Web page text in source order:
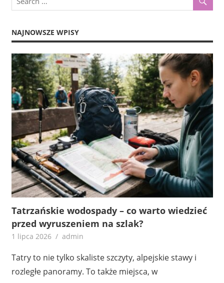
NAJNOWSZE WPISY
Tatrzańskie wodospady – co warto wiedzieć
przed wyruszeniem na szlak?
1 lipca 2026 admin
Tatry to nie tylko skaliste szczyty, alpejskie stawy i
rozległe panoramy. To także miejsca, w